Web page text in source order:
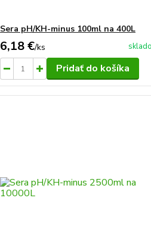
Sera pH/KH-minus 100ml na 400L
6,18 €/ks
Pridať do košíka